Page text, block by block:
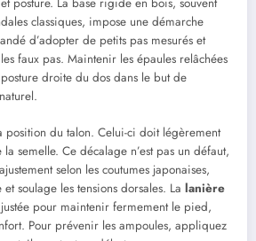
posture. La base rigide en bois, souvent
classiques, impose une démarche
d’adopter de petits pas mesurés et
faux pas. Maintenir les épaules relâchées
droite du dos dans le but de
position du talon. Celui-ci doit légèrement
semelle. Ce décalage n’est pas un défaut,
selon les coutumes japonaises,
soulage les tensions dorsales. La lanière
pour maintenir fermement le pied,
Pour prévenir les ampoules, appliquez